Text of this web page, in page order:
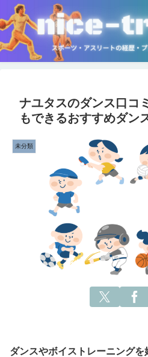
ナユタスのダンス口コ
もできるおすすめダン
未分類
ダンスやボイストレーニング